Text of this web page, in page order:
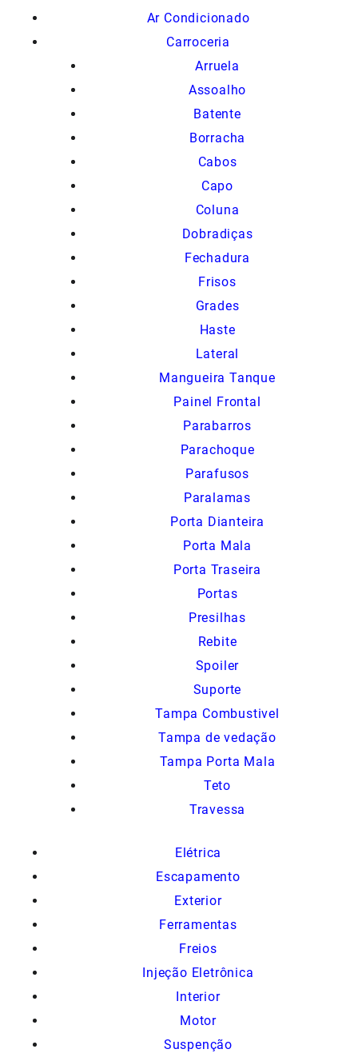
Ar Condicionado
Carroceria
Arruela
Assoalho
Batente
Borracha
Cabos
Capo
Coluna
Dobradiças
Fechadura
Frisos
Grades
Haste
Lateral
Mangueira Tanque
Painel Frontal
Parabarros
Parachoque
Parafusos
Paralamas
Porta Dianteira
Porta Mala
Porta Traseira
Portas
Presilhas
Rebite
Spoiler
Suporte
Tampa Combustivel
Tampa de vedação
Tampa Porta Mala
Teto
Travessa
Elétrica
Escapamento
Exterior
Ferramentas
Freios
Injeção Eletrônica
Interior
Motor
Suspenção